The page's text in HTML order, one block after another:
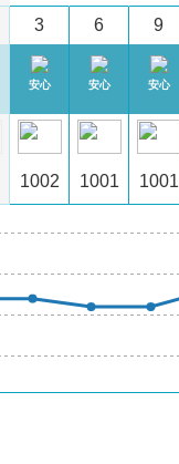
3
安心
1002
6
安心
1001
9
安心
1001